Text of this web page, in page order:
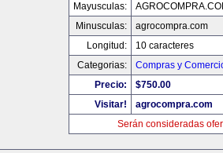
Mayusculas:
Minusculas:
agrocompra.com
Longitud:
10 caracteres
Categorias:
Compras y
Precio:
$750.00
Visitar!
agrocompra.com
Serán consideradas